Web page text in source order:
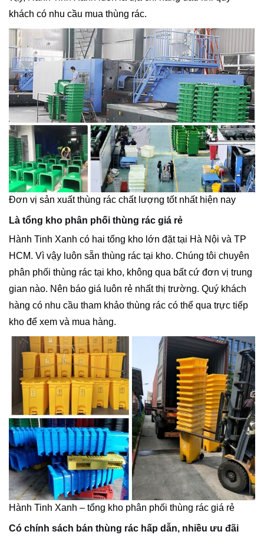
khách có nhu cầu mua thùng rác.
Đơn vị sản xuất thùng rác chất lượng tốt nhất hiện nay
Là tổng kho phân phối thùng rác giá rẻ
Hành Tinh Xanh có hai tổng kho lớn đặt tại Hà Nội và TP
HCM. Vì vậy luôn sẵn thùng rác tại kho. Chúng tôi chuyên
phân phối thùng rác tại kho, không qua bất cứ đơn vị trung
gian nào. Nên báo giá luôn rẻ nhất thị trường. Quý khách
hàng có nhu cầu tham khảo thùng rác có thể qua trực tiếp
kho để xem và mua hàng.
Hành Tinh Xanh – tổng kho phân phối thùng rác giá rẻ
Có chính sách bán thùng rác hấp dẫn, nhiều ưu đãi